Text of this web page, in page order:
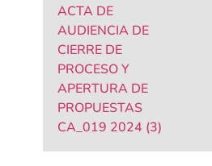
ACTA DE
AUDIENCIA DE
CIERRE DE
PROCESO Y
APERTURA DE
PROPUESTAS
CA_019 2024 (3)